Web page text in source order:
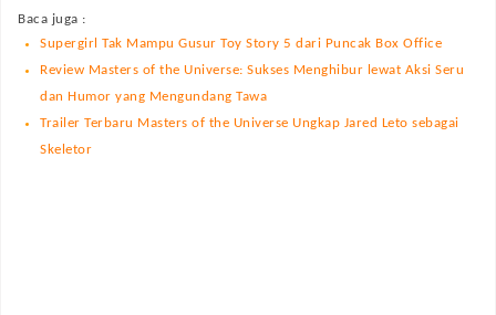
Baca juga :
Supergirl Tak Mampu Gusur Toy Story 5 dari Puncak Box Office
Review Masters of the Universe: Sukses Menghibur lewat Aksi Seru
dan Humor yang Mengundang Tawa
Trailer Terbaru Masters of the Universe Ungkap Jared Leto sebagai
Skeletor